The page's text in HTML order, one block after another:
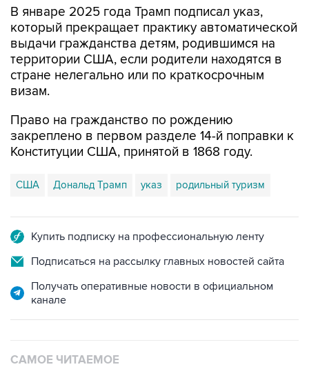
В январе 2025 года Трамп подписал указ,
который прекращает практику автоматической
выдачи гражданства детям, родившимся на
территории США, если родители находятся в
стране нелегально или по краткосрочным
визам.
Право на гражданство по рождению
закреплено в первом разделе 14-й поправки к
Конституции США, принятой в 1868 году.
США Дональд Трамп указ родильный туризм
Купить подписку на профессиональную ленту
Подписаться на рассылку главных новостей сайта
Получать оперативные новости в официальном
канале
САМОЕ ЧИТАЕМОЕ